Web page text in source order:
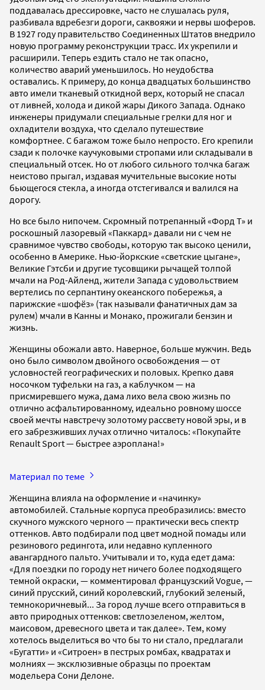
поддавалась дрессировке, часто не слушалась руля,
разбивала вдребезги дороги, саквояжи и нервы шоферов.
В 1927 году правительство Соединенных Штатов внедрило
новую программу реконструкции трасс. Их укрепили и
расширили. Теперь ездить стало не так опасно,
количество аварий уменьшилось. Но неудобства
оставались. К примеру, до конца двадцатых большинство
авто имели тканевый откидной верх, который не спасал
от ливней, холода и дикой жары Дикого Запада. Однако
инженеры придумали специальные грелки для ног и
охладители воздуха, что сделало путешествие
комфортнее. С багажом тоже было непросто. Его крепили
сзади к полочке каучуковыми стропами или складывали в
специальный отсек. Но от любого сильного толчка багаж
неистово прыгал, издавая мучительные высокие ноты
бьющегося стекла, а иногда отстегивался и валился на
дорогу.
Но все было нипочем. Скромный потрепанный «Форд Т» и
роскошный лазоревый «Паккард» давали ни с чем не
сравнимое чувство свободы, которую так высоко ценили,
особенно в Америке. Нью­-йоркские «светские цыгане»,
Великие Гэтсби и другие тусовщики рычащей толпой
мчали на Род-­Айленд, жители Запада с удовольствием
вертелись по серпантину океанского побережья, а
парижские «шофёз» (так называли фанатичных дам за
рулем) мчали в Канны и Монако, прожигали бензин и
жизнь.
Женщины обожали авто. Наверное, больше мужчин. Ведь
оно было символом двойного освобождения — от
условностей географических и половых. Крепко давя
носочком туфельки на газ, а каблучком — на
присмиревшего мужа, дама лихо вела свою жизнь по
отлично асфальтированному, идеально ровному шоссе
своей мечты навстречу золотому рассвету новой эры, и в
его забрезживших лучах отлично читалось: «Покупайте
Renault Sport — быстрее аэроплана!»
Материал по теме
Женщина влияла на оформление и «начинку»
автомобилей. Стальные корпуса преобразились: вместо
скучного мужского черного — практически весь спектр
оттенков. Авто подбирали под цвет модной помады или
резинового редингота, или недавно купленного
авангардного пальто. Учитывали и то, куда едет дама:
«Для поездки по городу нет ничего более подходящего
темной окраски, — комментировал французский Vogue, —
синий прусский, синий королевский, глубокий зеленый,
темно­коричневый... За город лучше всего отправиться в
авто природных оттенков: светло­зеленом, желтом,
маисовом, древесного цвета и так далее». Тем, кому
хотелось выделиться во что бы то ни стало, предлагали
«Бугатти» и «Ситроен» в пестрых ромбах, квадратах и
молниях — эксклюзивные образцы по проектам
модельера Сони Делоне.